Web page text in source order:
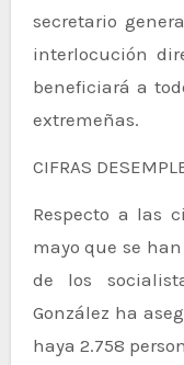
secretario
interlocución
beneficiará a
extremeñas.
CIFRAS
Respecto a las
mayo que se
de los
González ha
haya 2.758